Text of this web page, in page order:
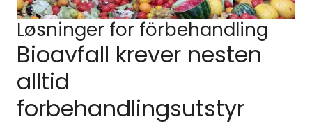
Løsninger for förbehandling
Bioavfall krever nesten
alltid
forbehandlingsutstyr